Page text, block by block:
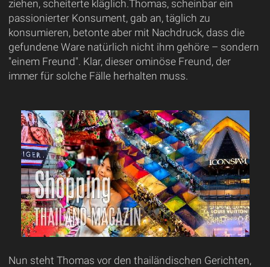
ziehen, scheiterte kläglich.Thomas, scheinbar ein
passionierter Konsument, gab an, täglich zu
konsumieren, betonte aber mit Nachdruck, dass die
gefundene Ware natürlich nicht ihm gehöre – sondern
"einem Freund". Klar, dieser ominöse Freund, der
immer für solche Fälle herhalten muss.
Nun steht Thomas vor den thailändischen Gerichten,